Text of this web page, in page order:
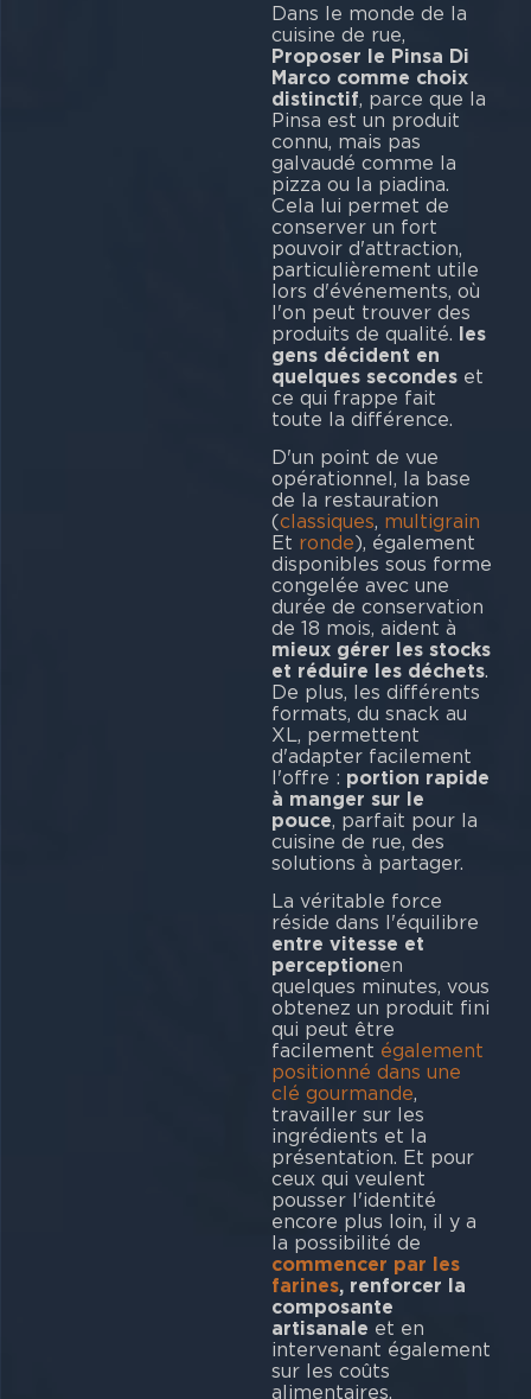
Dans le monde de la
cuisine de rue,
Proposer le Pinsa Di
Marco comme choix
distinctif, parce que la
Pinsa est un produit
connu, mais pas
galvaudé comme la
pizza ou la piadina.
Cela lui permet de
conserver un fort
pouvoir d'attraction,
particulièrement utile
lors d'événements, où
l'on peut trouver des
produits de qualité. les
gens décident en
quelques secondes et
ce qui frappe fait
toute la différence.
D'un point de vue
opérationnel, la base
de la restauration
(classiques, multigrain
Et ronde), également
disponibles sous forme
congelée avec une
durée de conservation
de 18 mois, aident à
mieux gérer les stocks
et réduire les déchets.
De plus, les différents
formats, du snack au
XL, permettent
d'adapter facilement
l'offre : portion rapide
à manger sur le
pouce, parfait pour la
cuisine de rue, des
solutions à partager.
La véritable force
réside dans l'équilibre
entre vitesse et
perceptionen
quelques minutes, vous
obtenez un produit fini
qui peut être
facilement également
positionné dans une
clé gourmande,
travailler sur les
ingrédients et la
présentation. Et pour
ceux qui veulent
pousser l'identité
encore plus loin, il y a
la possibilité de
commencer par les
farines, renforcer la
composante
artisanale et en
intervenant également
sur les coûts
alimentaires.